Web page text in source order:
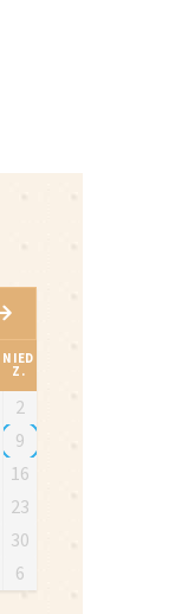
NIED
Z.
2
9
16
23
30
6